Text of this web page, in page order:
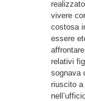
vivere
costosa
essere
relativi
sognava
riuscito